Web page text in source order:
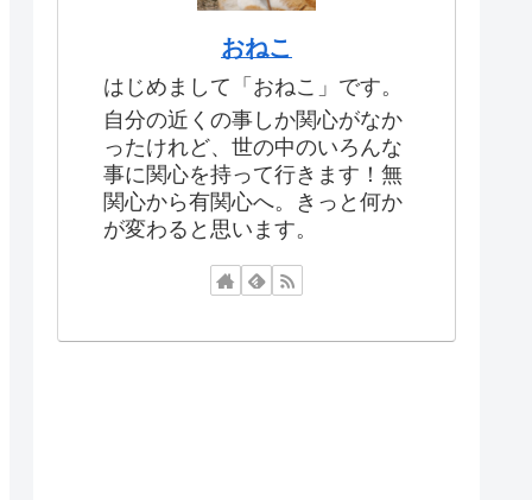
おねこ
はじめまして「おねこ」です。
自分の近くの事しか関心がなか
ったけれど、世の中のいろんな
事に関心を持って行きます！無
関心から有関心へ。きっと何か
が変わると思います。